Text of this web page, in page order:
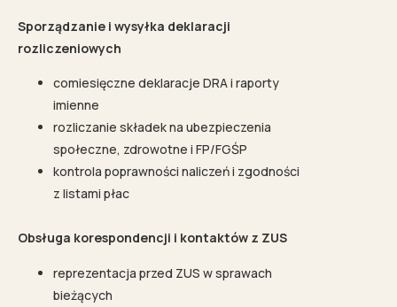
Sporządzanie i wysyłka deklaracji
rozliczeniowych
comiesięczne deklaracje DRA i raporty
imienne
rozliczanie składek na ubezpieczenia
społeczne, zdrowotne i FP/FGŚP
kontrola poprawności naliczeń i zgodności
z listami płac
Obsługa korespondencji i kontaktów z ZUS
reprezentacja przed ZUS w sprawach
bieżących